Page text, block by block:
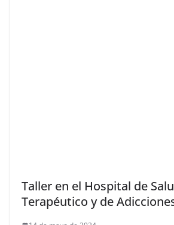
Taller en el Hospital de
Terapéutico y de